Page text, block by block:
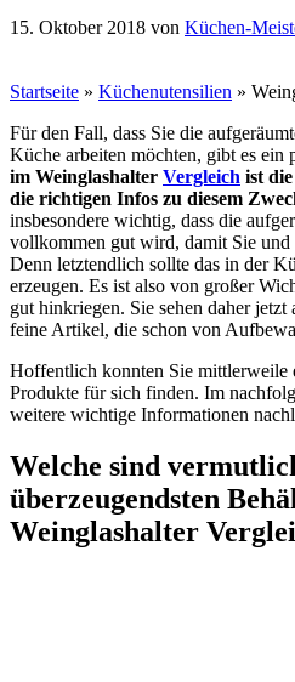
15. Oktober 2018 von Küchen-
Startseite » Küchenutensilien »
Für den Fall, dass Sie die
Küche arbeiten möchten, gibt es ein
im Weinglashalter Vergleich ist
die richtigen Infos zu diesem
insbesondere wichtig, dass die
vollkommen gut wird, damit Sie
Denn letztendlich sollte das in der
erzeugen. Es ist also von großer
gut hinkriegen. Sie sehen daher
feine Artikel, die schon von
Hoffentlich konnten Sie mittlerweile
Produkte für sich finden. Im
weitere wichtige Informationen
Welche sind
überzeugendsten
Weinglashalter